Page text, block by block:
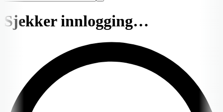
Sjekker innlogging…